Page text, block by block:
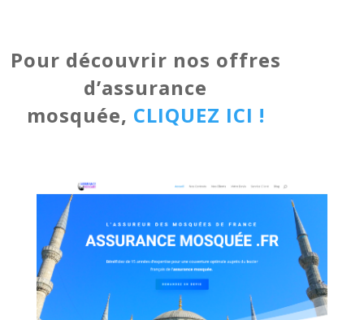
Pour découvrir nos offres
d’assurance
mosquée, CLIQUEZ ICI !